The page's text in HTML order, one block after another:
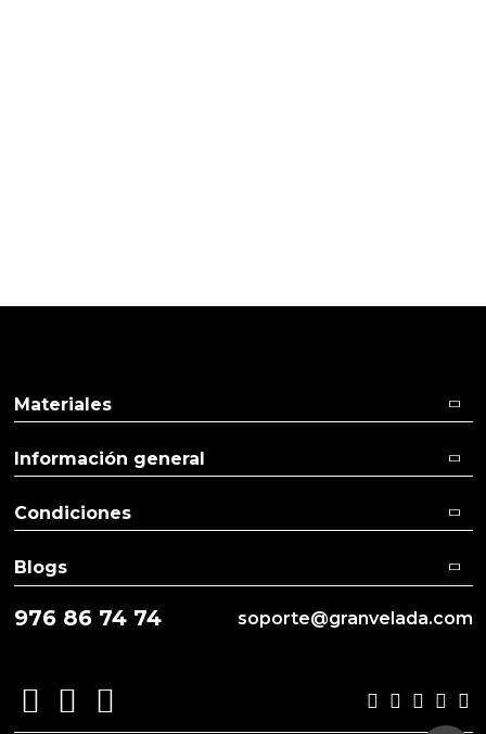
976 86 74 74 soporte@granvelada.com
Materiales
Información general
Condiciones
Blogs